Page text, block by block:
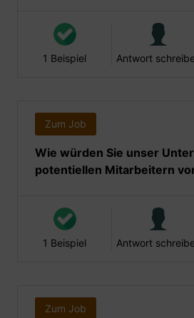
1 Beispiel Antwort
Zum Job
Wie würden Sie unser
potentiellen Mitarbeitern
1 Beispiel Antwort
Zum Job